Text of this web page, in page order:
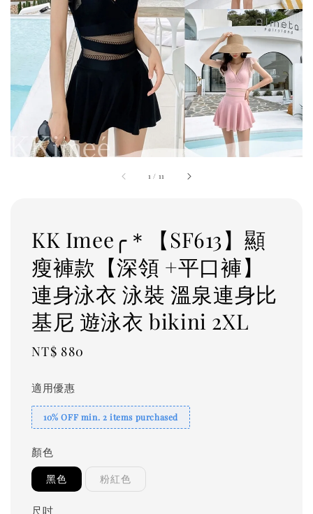
1 / 11
KK Imee╭＊【SF613】顯
瘦褲款【深領 +平口褲】
連身泳衣 泳裝 溫泉連身比
基尼 遊泳衣 bikini 2XL
Regular
NT$ 880
適用優惠
10% OFF min. 2 items purchased
顏色
黑色 粉紅色
尺吋